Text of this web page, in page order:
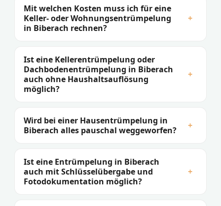
Mit welchen Kosten muss ich für eine
Keller- oder Wohnungsentrümpelung
in Biberach rechnen?
+
Ist eine Kellerentrümpelung oder
Dachbodenentrümpelung in Biberach
auch ohne Haushaltsauflösung
möglich?
+
Wird bei einer Hausentrümpelung in
Biberach alles pauschal weggeworfen?
+
Ist eine Entrümpelung in Biberach
auch mit Schlüsselübergabe und
Fotodokumentation möglich?
+